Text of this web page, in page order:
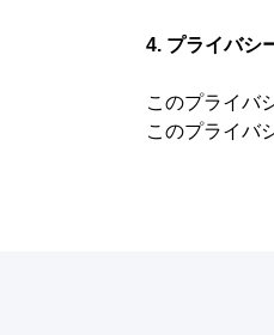
4. プライバシ
このプライバ
このプライバ